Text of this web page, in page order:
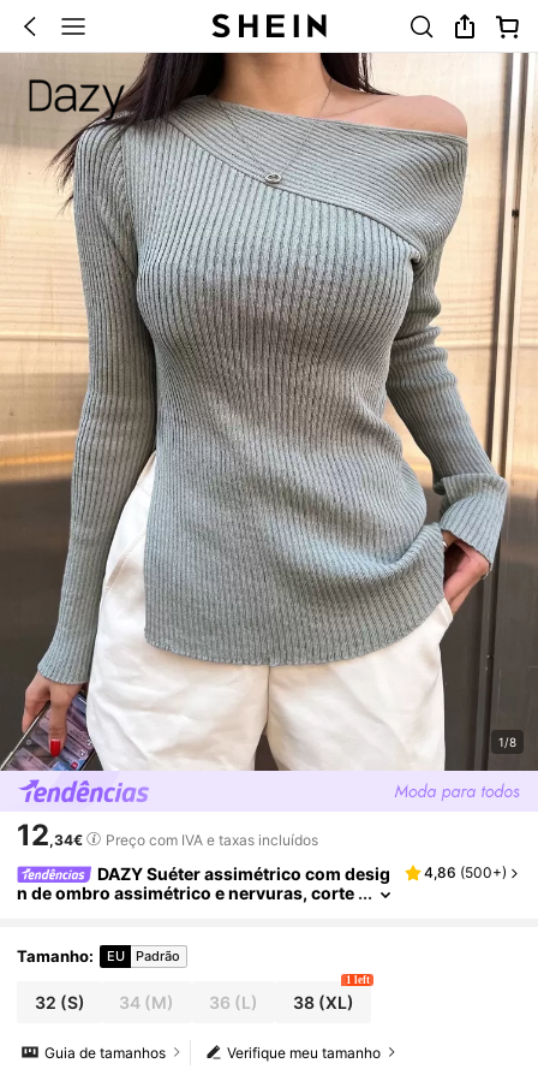
1/8
12,34€ Preço com IVA e taxas incluídos
DAZY Suéter assimétrico com desig
n de ombro assimétrico e nervuras, corte
4,86 (500+)
Tamanho: EU Padrão
32 (S) 34 (M) 36 (L) 38(XL)
1 left
Verifique meu tamanho
Guia de tamanhos